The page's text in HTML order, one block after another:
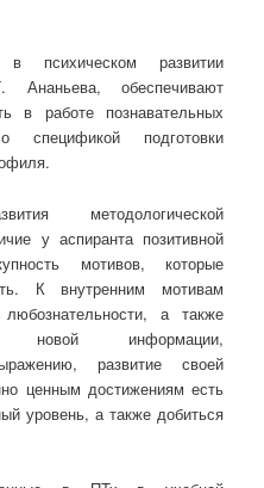
психическом развитии
обеспечивают
в работе познавательных
подготовки
методологической
у аспиранта позитивной
мотивов, которые
К внутренним мотивам
а также
новой информации,
развитие своей
ценным достижениям есть
уровень, а также добиться